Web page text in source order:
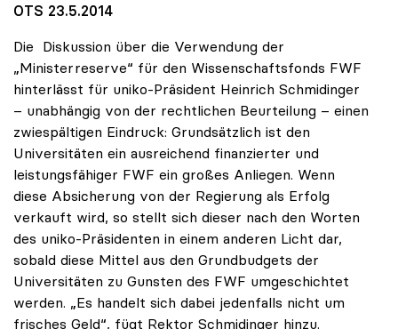
OTS 23.5.2014
Die Diskussion über die Verwendung der
„Ministerreserve“ für den Wissenschaftsfonds FWF
hinterlässt für uniko-Präsident Heinrich Schmidinger
– unabhängig von der rechtlichen Beurteilung – einen
zwiespältigen Eindruck: Grundsätzlich ist den
Universitäten ein ausreichend finanzierter und
leistungsfähiger FWF ein großes Anliegen. Wenn
diese Absicherung von der Regierung als Erfolg
verkauft wird, so stellt sich dieser nach den Worten
des uniko-Präsidenten in einem anderen Licht dar,
sobald diese Mittel aus den Grundbudgets der
Universitäten zu Gunsten des FWF umgeschichtet
werden. „Es handelt sich dabei jedenfalls nicht um
frisches Geld“, fügt Rektor Schmidinger hinzu.